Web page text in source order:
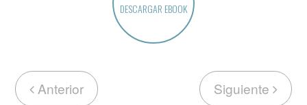
DESCARGAR EBOOK
Anterior Siguiente